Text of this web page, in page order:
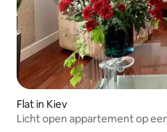
Flat in Kiev
Licht open appartement op